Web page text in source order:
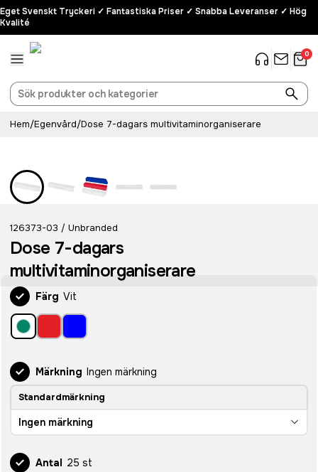
Eget Svenskt Tryckeri ✓ Fantastiska Priser ✓ Snabba Leveranser ✓ Hög
Kvalité
0
Hem/Egenvård/Dose 7-dagars multivitaminorganiserare
126373-03 / Unbranded
Dose 7-dagars
multivitaminorganiserare
Färg Vit
Märkning Ingen märkning
Standardmärkning
Ingen märkning
Antal 25 st